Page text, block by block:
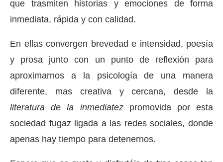
que trasmiten historias y emociones de forma
inmediata, rápida y con calidad.
En ellas convergen brevedad e intensidad, poesía
y prosa junto con un punto de reflexión para
aproximarnos a la psicología de una manera
diferente, mas creativa y cercana, desde la
literatura de la inmediatez promovida por esta
sociedad fugaz ligada a las redes sociales, donde
apenas hay tiempo para detenernos.